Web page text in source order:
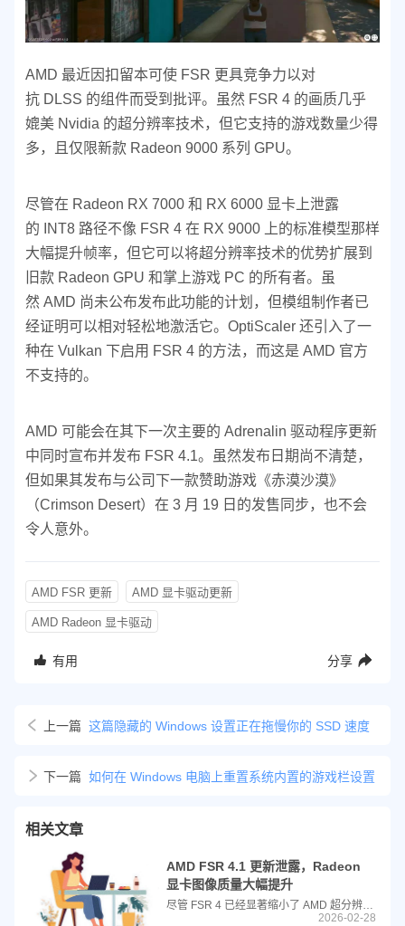
AMD 最近因扣留本可使 FSR 更具竞争力以对
抗 DLSS 的组件而受到批评。虽然 FSR 4 的画质几乎
媲美 Nvidia 的超分辨率技术，但它支持的游戏数量少得
多，且仅限新款 Radeon 9000 系列 GPU。
尽管在 Radeon RX 7000 和 RX 6000 显卡上泄露
的 INT8 路径不像 FSR 4 在 RX 9000 上的标准模型那样
大幅提升帧率，但它可以将超分辨率技术的优势扩展到
旧款 Radeon GPU 和掌上游戏 PC 的所有者。虽
然 AMD 尚未公布发布此功能的计划，但模组制作者已
经证明可以相对轻松地激活它。OptiScaler 还引入了一
种在 Vulkan 下启用 FSR 4 的方法，而这是 AMD 官方
不支持的。
AMD 可能会在其下一次主要的 Adrenalin 驱动程序更新
中同时宣布并发布 FSR 4.1。虽然发布日期尚不清楚，
但如果其发布与公司下一款赞助游戏《赤漠沙漠》
（Crimson Desert）在 3 月 19 日的发售同步，也不会
令人意外。
AMD FSR 更新 AMD 显卡驱动更新
AMD Radeon 显卡驱动
有用 分享
上一篇 这篇隐藏的 Windows 设置正在拖慢你的 SSD 速度
下一篇 如何在 Windows 电脑上重置系统内置的游戏栏设置
相关文章
AMD FSR 4.1 更新泄露，Radeon
显卡图像质量大幅提升
尽管 FSR 4 已经显著缩小了 AMD 超分辨率技术与 Nvidia DLSS 之间的画质差距，但 TechSpot 此前的基准测试仍显示 DLSS 4.5 保持明显领先。然而，最新泄露的版本表明，AMD 近期的沉默并不意味着它已放弃竞争。
2026-02-28